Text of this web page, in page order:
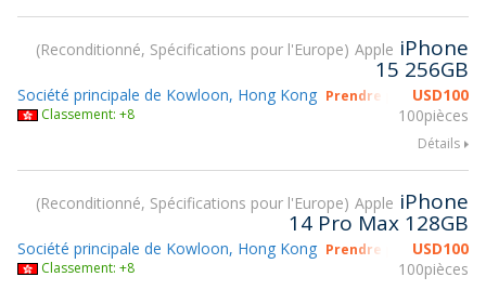
Reconditionné, Spécifications pour l'Europe Apple iPhone
15 256GB
USD100
100pièces
Société principale de Kowloon, Hong Kong Prendre part à gsmX
Classement: +8
Détails
Reconditionné, Spécifications pour l'Europe Apple iPhone
14 Pro Max 128GB
USD100
100pièces
Société principale de Kowloon, Hong Kong Prendre part à gsmX
Classement: +8